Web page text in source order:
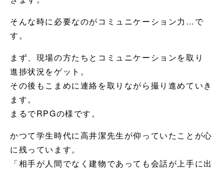
そんな時に必要なのがコミュニケーション力…で
す。
まず、現場の方たちとコミュニケーションを取り
進捗状況をゲット。
その後もこまめに連絡を取りながら撮り進めていき
ます。
まるでRPGの様です。
かつて学生時代に高井潔先生が仰っていたことが心
に残っています。
「相手が人間でなく建物であっても会話が上手に出